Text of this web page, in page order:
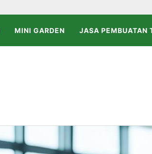
MINI GARDEN JASA PEMBUATAN